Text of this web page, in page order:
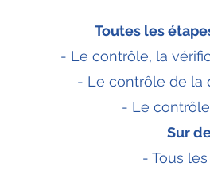
Toutes les
- Le contrôle, la
- Le contrôle de la
- Le
Sur
- Tous